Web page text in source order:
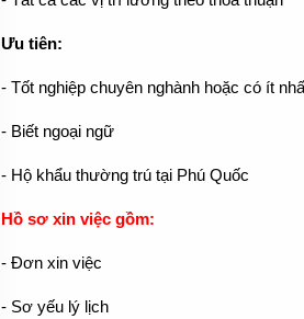
Ưu tiên:
- Tốt nghiệp chuyên nghành hoặc có ít
- Biết ngoại ngữ
- Hộ khẩu thường trú tại Phú Quốc
Hồ sơ xin việc gồm:
- Đơn xin việc
- Sơ yếu lý lịch